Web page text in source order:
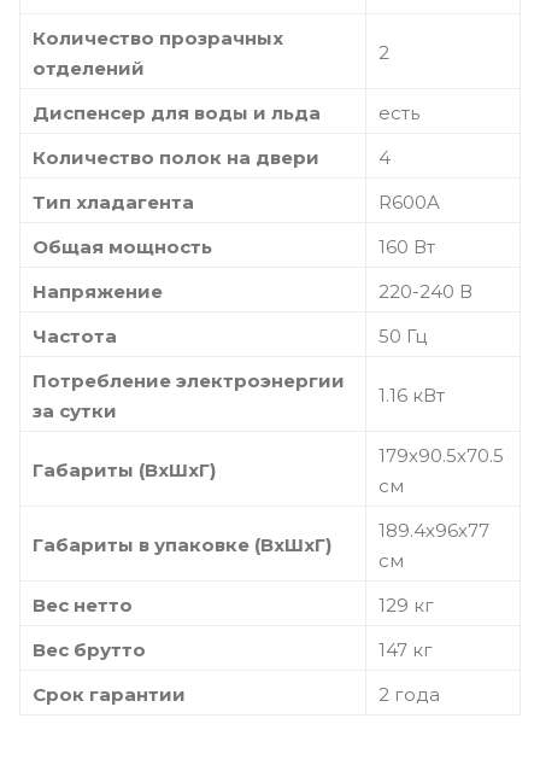
Количество прозрачных
отделений
2
Диспенсер для воды и льда
есть
Количество полок на двери
4
Тип хладагента
R600A
Общая мощность
160 Вт
Напряжение
220-240 В
Частота
50 Гц
Потребление электроэнергии
за сутки
1.16 кВт
Габариты (ВхШхГ)
179х90.5х70.5
см
Габариты в упаковке (ВхШхГ)
189.4х96х77
см
Вес нетто
129 кг
Вес брутто
147 кг
Срок гарантии
2 года